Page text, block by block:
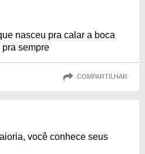
nasceu pra calar a boca
sempre
COMPARTILHAR
você conhece seus